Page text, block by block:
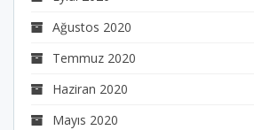
Ağustos 2020
Temmuz 2020
Haziran 2020
Mayıs 2020